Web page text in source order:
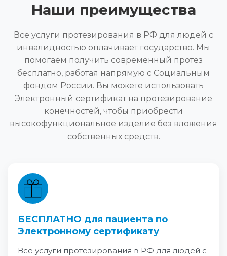
Наши преимущества
Все услуги протезирования в РФ для людей с
инвалидностью оплачивает государство. Мы
помогаем получить современный протез
бесплатно, работая напрямую с Социальным
фондом России. Вы можете использовать
Электронный сертификат на протезирование
конечностей, чтобы приобрести
высокофункциональное изделие без вложения
собственных средств.
БЕСПЛАТНО для пациента по
Электронному сертификату
Все услуги протезирования в РФ для людей с